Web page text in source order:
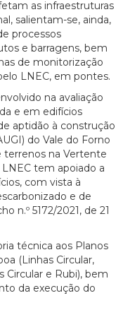
as infraestruturas
salientam-se, ainda,
processos
e barragens, bem
de monitorização
LNEC, em pontes.
na avaliação
e em edifícios
aptidão à construção
do Vale do Forno
terrenos na Vertente
tem apoiado a
com vista à
e de
n.º 5172/2021, de 21
técnica aos Planos
(Linhas Circular,
Circular e Rubi), bem
da execução do